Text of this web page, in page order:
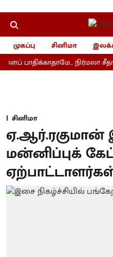
முகப்பு சினிமா
பாதிக்காதாமே... நிர்மலா
சினிமா
ஏ.ஆர்.ரகுமான்
மன்னிப்புக்